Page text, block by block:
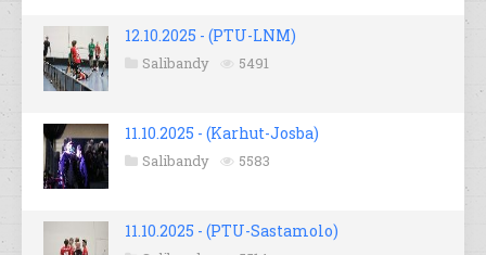
12.10.2025 - (PTU-LNM)
Salibandy 5491
11.10.2025 - (Karhut-Josba)
Salibandy 5583
11.10.2025 - (PTU-Sastamolo)